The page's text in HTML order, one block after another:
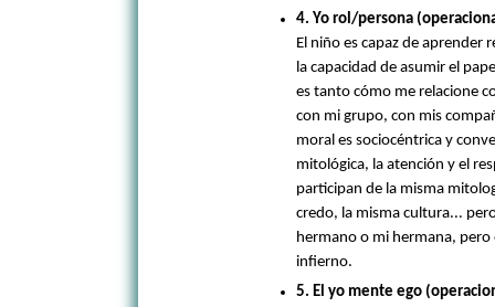
4. Yo rol/persona
El niño es capaz de aprender
la capacidad de asumir el
es tanto cómo me relacione
con mi grupo, con mis
moral es sociocéntrica y
mitológica, la atención y el
participan de la misma
credo, la misma cultura...
hermano o mi hermana,
infierno.
5. El yo mente ego